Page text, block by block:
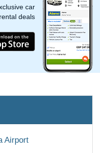
car
rental deals.
Airport